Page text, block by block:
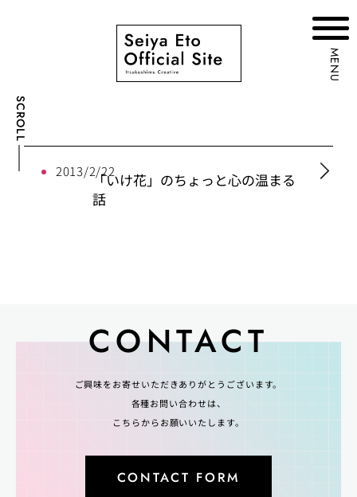
SCROLL
MENU
2013/2/22「いけ花」のちょっと心の温まる
話
CONTACT
ご興味をお寄せいただきありがとうございます。
各種お問い合わせは、
こちらからお願いいたします。
CONTACT FORM